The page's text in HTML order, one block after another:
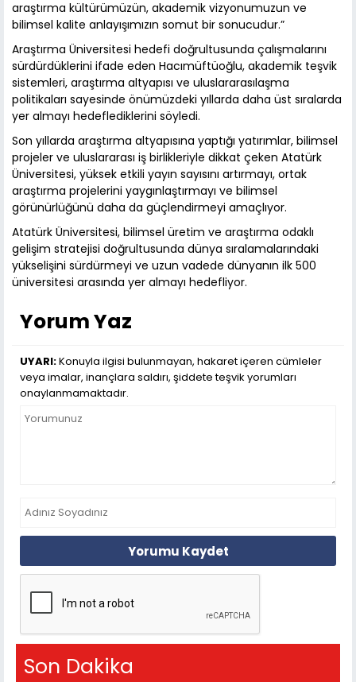
araştırma kültürümüzün, akademik vizyonumuzun ve
bilimsel kalite anlayışımızın somut bir sonucudur.”
Araştırma Üniversitesi hedefi doğrultusunda çalışmalarını
sürdürdüklerini ifade eden Hacımüftüoğlu, akademik teşvik
sistemleri, araştırma altyapısı ve uluslararasılaşma
politikaları sayesinde önümüzdeki yıllarda daha üst sıralarda
yer almayı hedeflediklerini söyledi.
Son yıllarda araştırma altyapısına yaptığı yatırımlar, bilimsel
projeler ve uluslararası iş birlikleriyle dikkat çeken Atatürk
Üniversitesi, yüksek etkili yayın sayısını artırmayı, ortak
araştırma projelerini yaygınlaştırmayı ve bilimsel
görünürlüğünü daha da güçlendirmeyi amaçlıyor.
Atatürk Üniversitesi, bilimsel üretim ve araştırma odaklı
gelişim stratejisi doğrultusunda dünya sıralamalarındaki
yükselişini sürdürmeyi ve uzun vadede dünyanın ilk 500
üniversitesi arasında yer almayı hedefliyor.
Yorum Yaz
UYARI:Konuyla ilgisi bulunmayan, hakaret içeren cümleler
veya imalar, inançlara saldırı, şiddete teşvik yorumları
onaylanmamaktadır.
Yorumu Kaydet
Son Dakika